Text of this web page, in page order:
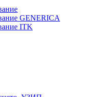
GENERICA
ITK